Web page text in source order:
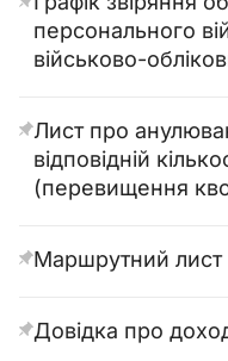
персонального
військово-
Лист про
відповідній
(перевищення
Маршрутний лист
Довідка про